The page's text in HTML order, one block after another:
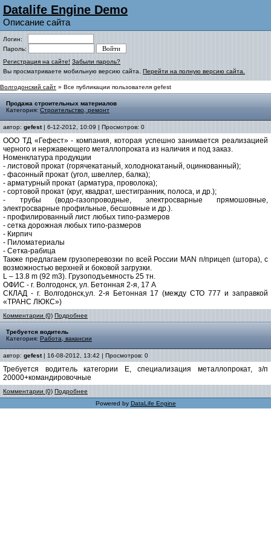
Datalife Engine Demo
Описание сайта
Логин:
Пароль:
Регистрация на сайте! Забыли пароль?
Вы просматриваете мобильную версию сайта. Перейти на полную версию сайта.
Волгодонский сайт » Все публикации пользователя gefest
Продажа строительных материалов
Категория: Строительство, ремонт
автор: gefest| 6-12-2012, 10:09 | Просмотров: 0
ООО ТД «Гефест» - компания, которая успешно занимается реализацией
черного и нержавеющего металлопроката из наличия и под заказ.
Номенклатура продукции
- листовой прокат (горячекатаный, холоднокатаный, оцинкованный);
- фасонный прокат (угол, швеллер, балка);
- арматурный прокат (арматура, проволока);
- сортовой прокат (круг, квадрат, шестигранник, полоса, и др.);
- трубы (водо-газопроводные, электросварные прямошовные,
электросварные профильные, бесшовные и др.).
- профилированный лист любых типо-размеров
- сетка дорожная любых типо-размеров
- Кирпич
- Пиломатериалы
- Сетка-рабица
Также предлагаем грузоперевозки по всей России MAN п/прицеп (штора), с
возможностью верхней и боковой загрузки.
L – 13.8 m (92 m3). Грузоподъемность 25 тн.
ОФИС - г. Волгодонск, ул. Бетонная 2-я, 17 А
СКЛАД - г. Волгодонск,ул. 2-я Бетонная 17 (между СТО 777 и заправкой
«ТРАНС ЛЮКС»)
Комментарии (0) Подробнее
Требуется водитель
Категория: Работа, вакансии
автор: gefest| 16-08-2012, 13:42 | Просмотров: 0
Требуется водитель категории Е, специализация металлопрокат, з/п
20000+командировочные
Комментарии (0) Подробнее
Powered by DataLife Engine